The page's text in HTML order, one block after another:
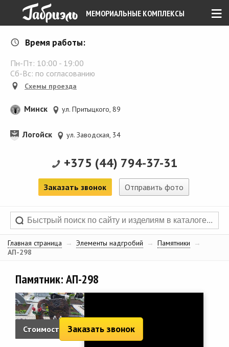
≡
МЕМОРИАЛЬНЫЕ КОМПЛЕКСЫ
Время работы:
Пн-Пт: 10:00 - 19:00
Сб-Вс: по согласованию
Схемы проезда
Минск ул. Притыцкого, 89
Логойск ул. Заводская, 34
+375 (44) 794-37-31
Заказать звонок Отправить фото
Главная страница → Элементы надгробий → Памятники
→
АП-298
Памятник: АП-298
Стоимость: 4 253 руб.
Заказать звонок